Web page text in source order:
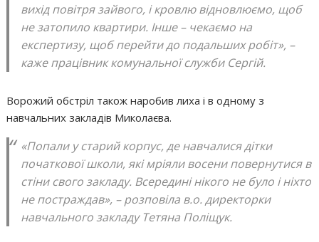
вихід повітря зайвого, і кровлю відновлюємо, щоб
не затопило квартири. Інше – чекаємо на
експертизу, щоб перейти до подальших робіт», –
каже працівник комунальної служби Сергій.
Ворожий обстріл також наробив лиха і в одному з
навчальних закладів Миколаєва.
«Попали у старий корпус, де навчалися дітки
початкової школи, які мріяли восени повернутися в
стіни свого закладу. Всередині нікого не було і ніхто
не постраждав», – розповіла в.о. директорки
навчального закладу Тетяна Поліщук.